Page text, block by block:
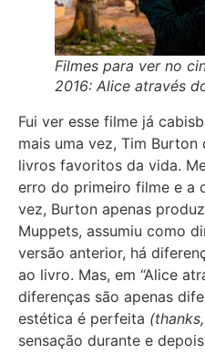
Filmes para ver no
2016: Alice através
Fui ver esse filme já
mais uma vez, Tim
livros favoritos da vida.
erro do primeiro filme e a
vez, Burton apenas
Muppets, assumiu como
versão anterior, há
ao livro. Mas, em “Alice
diferenças são apenas
estética é perfeita
sensação durante e